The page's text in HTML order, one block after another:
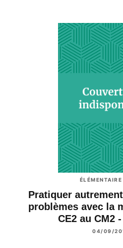
Pratiquer
problèmes avec la
CE2 au CM2
04/09/